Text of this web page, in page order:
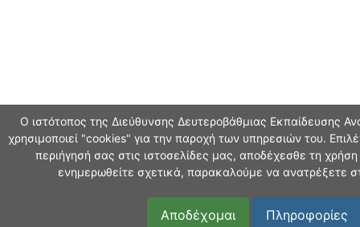
Ο ιστότοπος της Διεύθυνσης Δευτεροβάθμιας Εκπαίδευσης
χρησιμοποιεί "cookies" για την παροχή των υπηρεσιών του.
περιήγησή σας στις ιστοσελίδες μας, αποδέχεσθε τη
ενημερωθείτε σχετικά, παρακαλούμε να ανατρέξετε
Αποδέχομαι Πληροφορίες